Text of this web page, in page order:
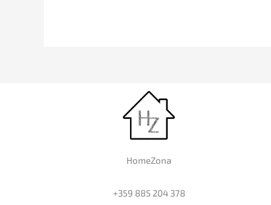
HomeZona
+359 885 204 378